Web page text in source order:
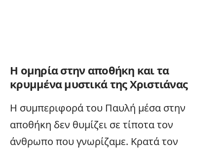
Η ομηρία στην αποθήκη και τα
κρυμμένα μυστικά της Χριστιάνας
Η συμπεριφορά του Παυλή μέσα στην
αποθήκη δεν θυμίζει σε τίποτα τον
άνθρωπο που γνωρίζαμε. Κρατά τον